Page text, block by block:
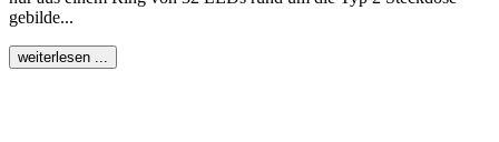
gebilde...
weiterlesen ...